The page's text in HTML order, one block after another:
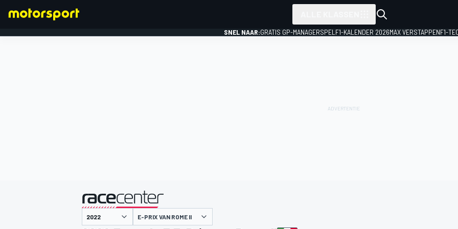
SNEL NAAR:GRATIS GP-MANAGERSPEL F1-KALENDER 2026MAX VERSTAPPENF1-
gepresenteerd door
E-PRIX VAN ROME II